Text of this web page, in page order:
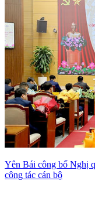
Yên Bái công bố Nghị
công tác cán bộ